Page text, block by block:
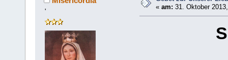
'
«am: 31. Oktober